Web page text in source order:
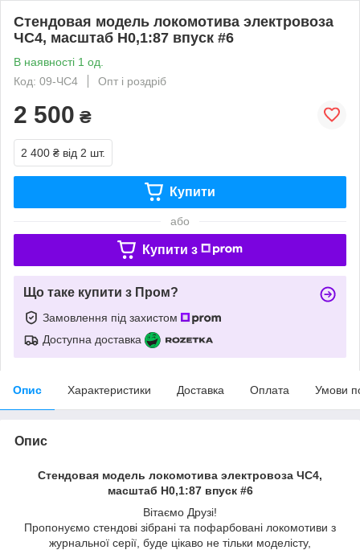
Стендовая модель локомотива электровоза
ЧС4, масштаб H0,1:87 впуск #6
В наявності 1 од.
Код: 09-ЧС4
Опт і роздріб
2 500 ₴
2 400 ₴ від 2 шт.
Купити
або
Купити з
Що таке купити з Пром?
Замовлення під захистом
Доступна доставка
Опис Характеристики Доставка Оплата Умови
Опис
Стендовая модель локомотива электровоза ЧС4,
масштаб H0,1:87 впуск #6
Вітаємо Друзі!
Пропонуємо стендові зібрані та пофарбовані локомотиви з
журнальної серії, буде цікаво не тільки моделісту,